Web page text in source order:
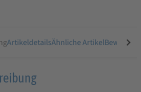
ArtikeldetailsÄhnliche Artikel